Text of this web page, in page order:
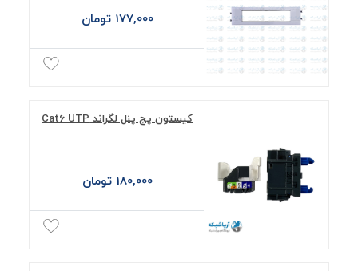
177,000 تومان
کیستون پچ پنل لگراند Cat6 UTP
180,000 تومان